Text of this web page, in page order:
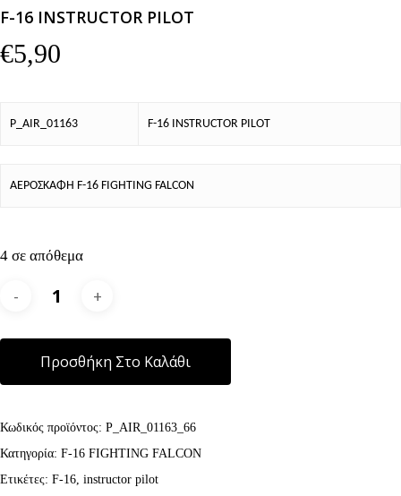
F-16 INSTRUCTOR PILOT
€5,90
P_AIR_01163 F-16 INSTRUCTOR PILOT
ΑΕΡΟΣΚΑΦΗ F-16 FIGHTING FALCON
4 σε απόθεμα
Προσθήκη Στο Καλάθι
Κωδικός προϊόντος: P_AIR_01163_66
Κατηγορία: F-16 FIGHTING FALCON
Ετικέτες: F-16, instructor pilot